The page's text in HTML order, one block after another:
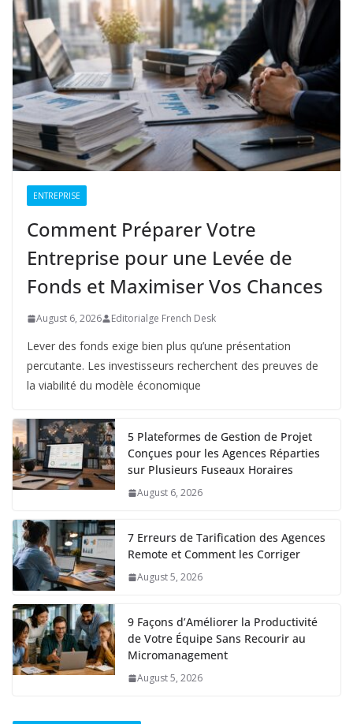
ENTREPRISE
Comment Préparer Votre
Entreprise pour une Levée de
Fonds et Maximiser Vos Chances
August 6, 2026 Editorialge French Desk
Lever des fonds exige bien plus qu’une présentation
percutante. Les investisseurs recherchent des preuves de
la viabilité du modèle économique
5 Plateformes de Gestion de Projet
Conçues pour les Agences Réparties
sur Plusieurs Fuseaux Horaires
August 6, 2026
7 Erreurs de Tarification des Agences
Remote et Comment les Corriger
August 5, 2026
9 Façons d’Améliorer la Productivité
de Votre Équipe Sans Recourir au
Micromanagement
August 5, 2026